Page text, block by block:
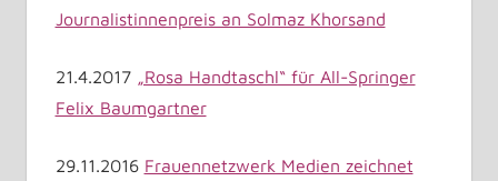
Journalistinnenpreis an Solmaz Khorsand
21.4.2017 „Rosa Handtaschl“ für All-Springer
Felix Baumgartner
29.11.2016 Frauennetzwerk Medien zeichnet